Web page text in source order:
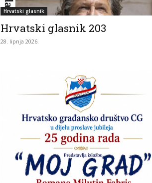
Hrvatski glasnik
Hrvatski glasnik 203
28. lipnja 2026.